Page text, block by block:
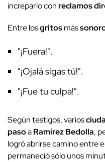
increparlo conreclamos
Entre losgritosmás
"¡Fuera!".
"¡Ojalá sigas tú!".
"¡Fue tu culpa!".
Según testigos, varios
pasoaRamírez Bedolla,
logró abrirse camino entre
permaneció sólo unos